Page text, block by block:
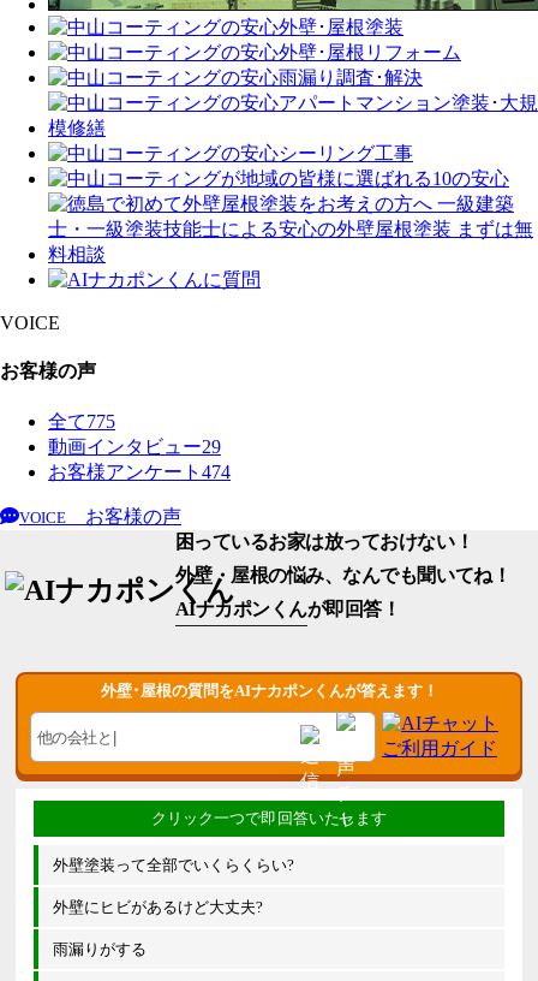
VOICE
お客様の声
全て775
動画インタビュー29
お客様アンケート 474
VOICE
お客様の声
困っているお家は放っておけない！
外壁・屋根の悩み、なんでも聞いてね！
AIナカポンくんが即回答！
外壁･屋根の質問をAIナカポンくんが答えます！
外壁塗装って全部でいくらくらい?
外壁にヒビがあるけど大丈夫?
雨漏りがする